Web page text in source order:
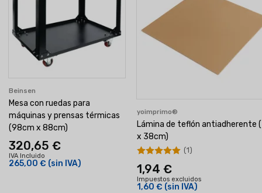
Beinsen
Mesa con ruedas para
máquinas y prensas térmicas
(98cm x 88cm)
320,65 €
IVA Incluido
265,00 € (sin IVA)
yoimprimo®
Lámina de teflón antiadherente
x 38cm)
1,94 €
Impuestos excluidos
1,60 € (sin IVA)
(1)